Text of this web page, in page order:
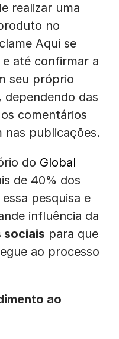
realizar uma
no
Aqui se
até confirmar a
seu próprio
dependendo das
comentários
nas publicações.
do Global
de 40% dos
pesquisa e
influência da
sociais para que
ao processo
ao